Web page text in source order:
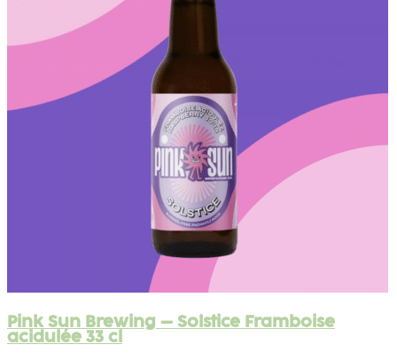
Pink Sun Brewing – Solstice Framboise
acidulée 33 cl